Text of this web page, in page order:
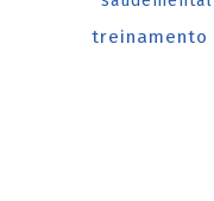
treinamento